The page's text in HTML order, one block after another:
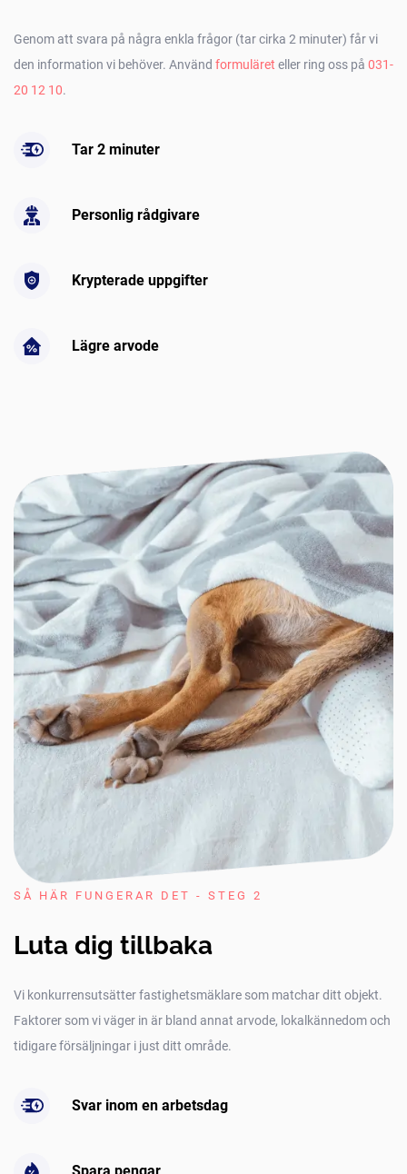
Genom att svara på några enkla frågor (tar cirka 2 minuter) får vi
den information vi behöver. Använd formuläret eller ring oss på 031-
20 12 10.
Tar 2 minuter
Personlig rådgivare
Krypterade uppgifter
Lägre arvode
SÅ HÄR FUNGERAR DET - STEG 2
Luta dig tillbaka
Vi konkurrensutsätter fastighetsmäklare som matchar ditt objekt.
Faktorer som vi väger in är bland annat arvode, lokalkännedom och
tidigare försäljningar i just ditt område.
Svar inom en arbetsdag